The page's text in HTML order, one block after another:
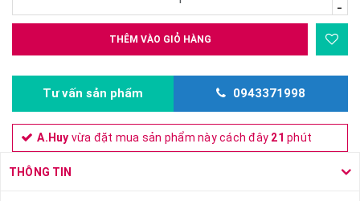
-
THÊM VÀO GIỎ HÀNG
Tư vấn sản phẩm 0943371998
A.Huy vừa đặt mua sản phẩm này cách đây 21 phút
THÔNG TIN